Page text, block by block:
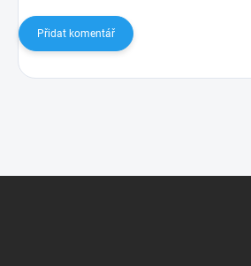
Přidat komentář